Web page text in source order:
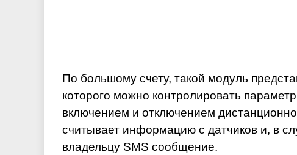
По большому счету, такой модуль
которого можно контролировать
включением и отключением
считывает информацию с датчиков и, в
владельцу SMS сообщение.